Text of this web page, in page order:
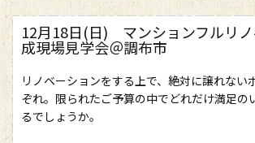
12月18日(日) マンションフルリ
成現場見学会＠調布市
リノベーションをする上で、絶対に譲れない
ぞれ。限られたご予算の中でどれだけ満足の
るでしょうか。